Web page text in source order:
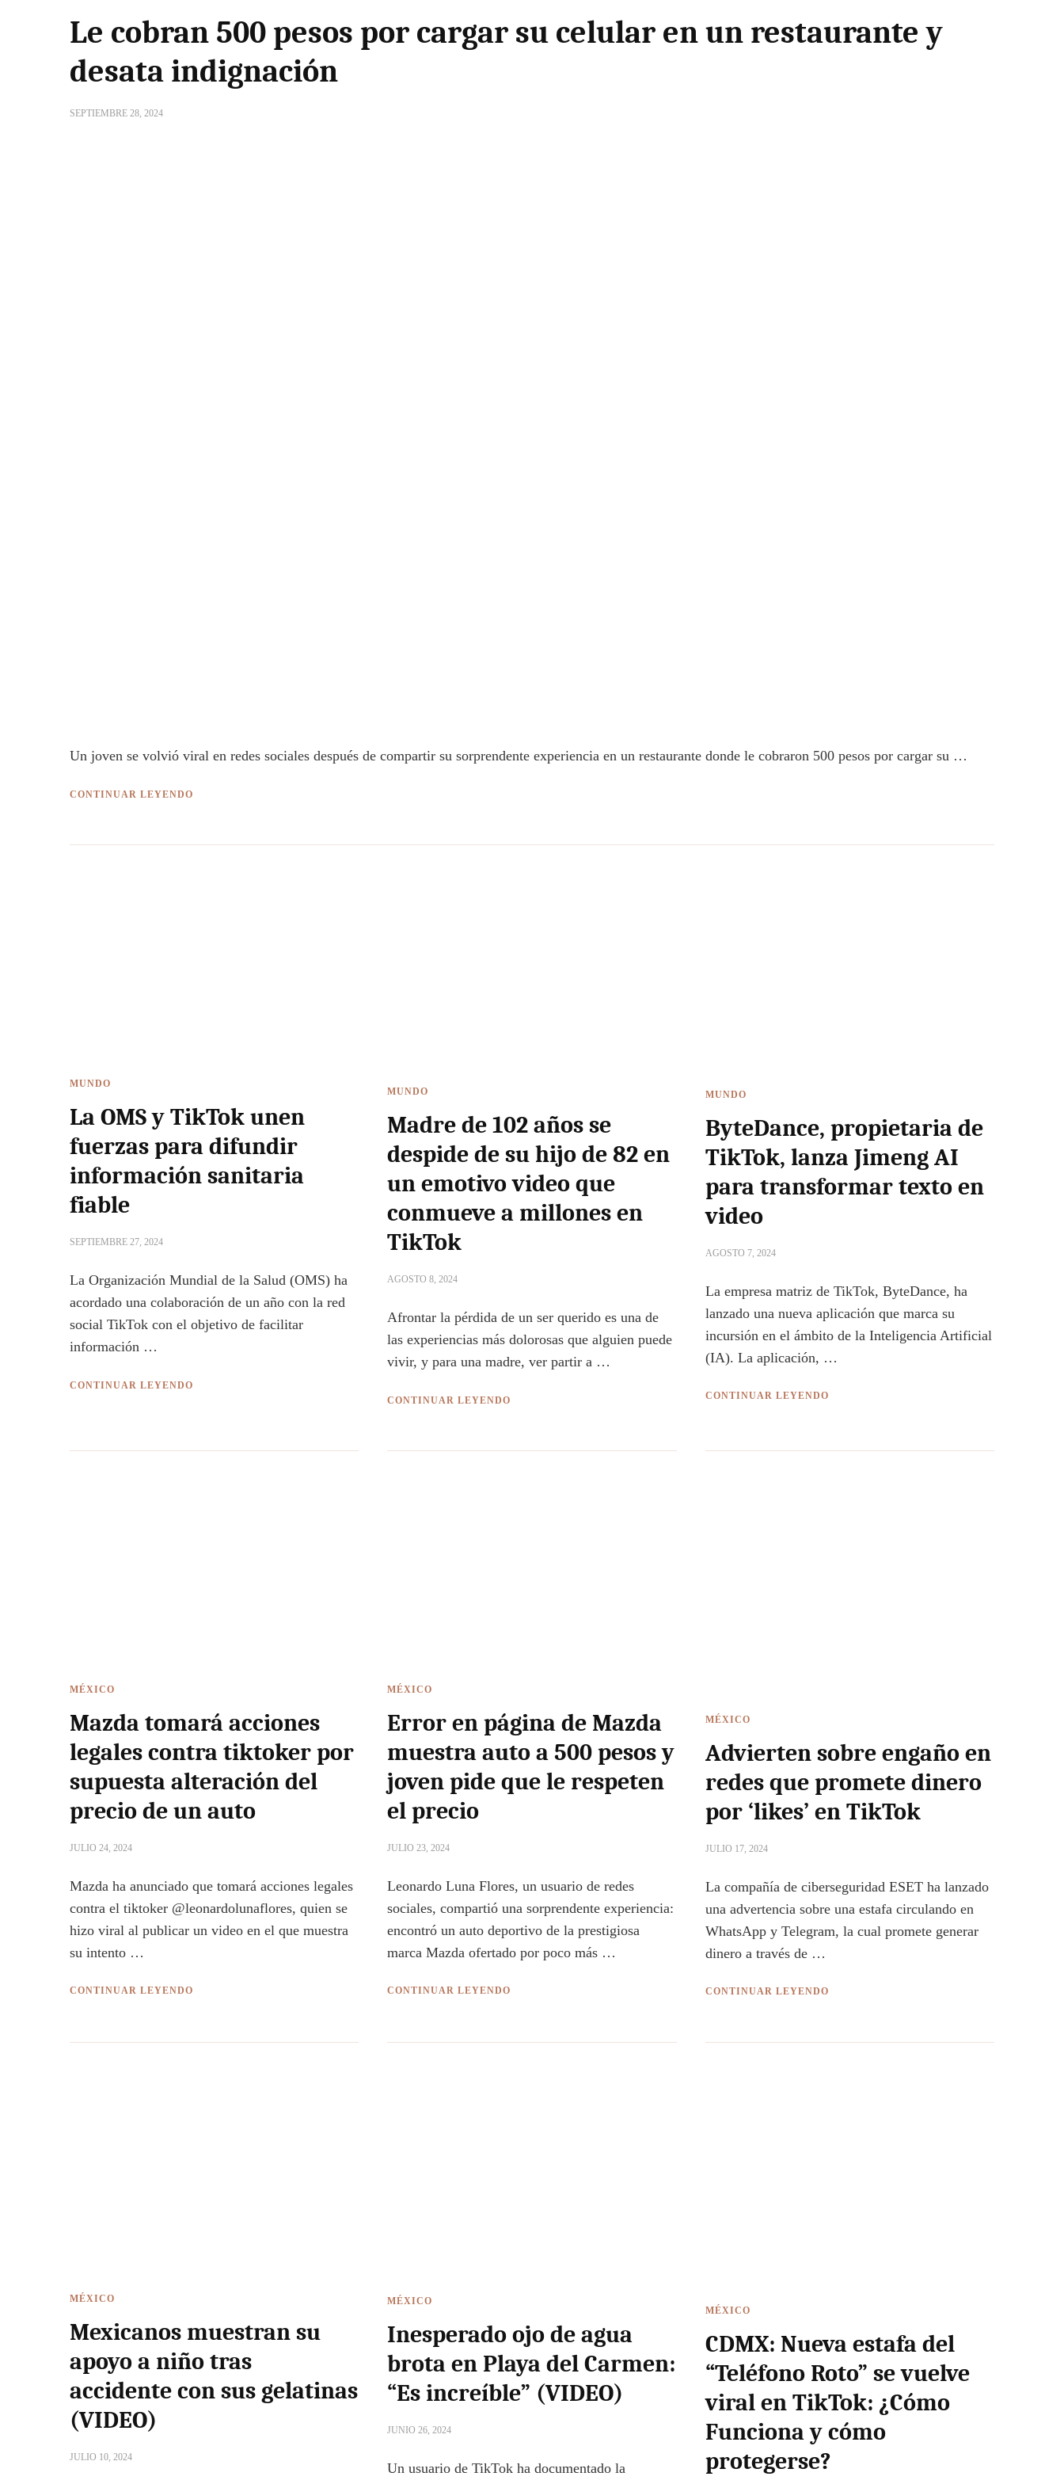
Le cobran 500 pesos por cargar su celular en un restaurante y
desata indignación
SEPTIEMBRE 28, 2024
Un joven se volvió viral en redes sociales después de compartir su sorprendente experiencia en un restaurante donde le cobraron 500 pesos por cargar su …
CONTINUAR LEYENDO
MUNDO
La OMS y TikTok unen
fuerzas para difundir
información sanitaria
fiable
SEPTIEMBRE 27, 2024
La Organización Mundial de la Salud (OMS) ha
acordado una colaboración de un año con la red
social TikTok con el objetivo de facilitar
información …
CONTINUAR LEYENDO
MUNDO
Madre de 102 años se
despide de su hijo de 82 en
un emotivo video que
conmueve a millones en
TikTok
AGOSTO 8, 2024
Afrontar la pérdida de un ser querido es una de
las experiencias más dolorosas que alguien puede
vivir, y para una madre, ver partir a …
CONTINUAR LEYENDO
MUNDO
ByteDance, propietaria de
TikTok, lanza Jimeng AI
para transformar texto en
video
AGOSTO 7, 2024
La empresa matriz de TikTok, ByteDance, ha
lanzado una nueva aplicación que marca su
incursión en el ámbito de la Inteligencia Artificial
(IA). La aplicación, …
CONTINUAR LEYENDO
MÉXICO
Mazda tomará acciones
legales contra tiktoker por
supuesta alteración del
precio de un auto
JULIO 24, 2024
Mazda ha anunciado que tomará acciones legales
contra el tiktoker @leonardolunaflores, quien se
hizo viral al publicar un video en el que muestra
su intento …
CONTINUAR LEYENDO
MÉXICO
Error en página de Mazda
muestra auto a 500 pesos y
joven pide que le respeten
el precio
JULIO 23, 2024
Leonardo Luna Flores, un usuario de redes
sociales, compartió una sorprendente experiencia:
encontró un auto deportivo de la prestigiosa
marca Mazda ofertado por poco más …
CONTINUAR LEYENDO
MÉXICO
Advierten sobre engaño en
redes que promete dinero
por ‘likes’ en TikTok
JULIO 17, 2024
La compañía de ciberseguridad ESET ha lanzado
una advertencia sobre una estafa circulando en
WhatsApp y Telegram, la cual promete generar
dinero a través de …
CONTINUAR LEYENDO
MÉXICO
Mexicanos muestran su
apoyo a niño tras
accidente con sus gelatinas
(VIDEO)
JULIO 10, 2024
MÉXICO
Inesperado ojo de agua
brota en Playa del Carmen:
“Es increíble” (VIDEO)
JUNIO 26, 2024
Un usuario de TikTok ha documentado la
MÉXICO
CDMX: Nueva estafa del
“Teléfono Roto” se vuelve
viral en TikTok: ¿Cómo
Funciona y cómo
protegerse?